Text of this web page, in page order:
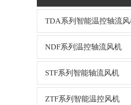
TDA系列智能温控轴流
NDF系列温控轴流风机
STF系列智能轴流风机
ZTF系列智能温控风机